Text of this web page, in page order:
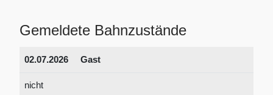
Gemeldete Bahnzustände
02.07.2026 Gast
nicht